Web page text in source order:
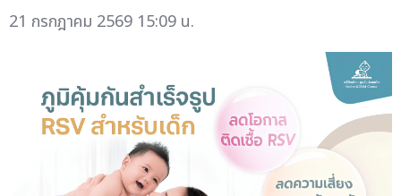
21 กรกฎาคม 2569 15:09 น.